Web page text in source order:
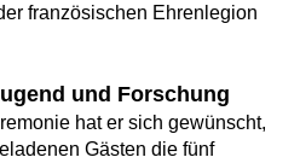
französischen Ehrenlegion
und Forschung
hat er sich gewünscht,
Gästen die fünf